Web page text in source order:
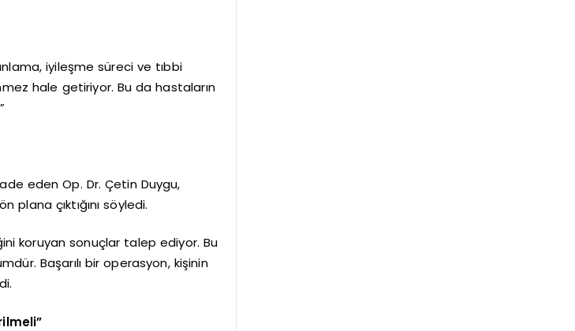
iyileşme süreci ve tıbbi
hale getiriyor. Bu da hastaların
eden Op. Dr. Çetin Duygu,
çıktığını söyledi.
koruyan sonuçlar talep ediyor. Bu
Başarılı bir operasyon, kişinin